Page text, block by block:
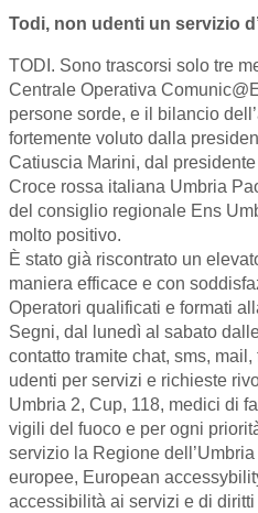
Todi, non udenti un servizio
TODI. Sono trascorsi solo tre
Centrale Operativa
persone sorde, e il bilancio
fortemente voluto dalla
Catiuscia Marini, dal
Croce rossa italiana Umbria
del consiglio regionale Ens
molto positivo.
È stato già riscontrato un
maniera efficace e con
Operatori qualificati e formati
Segni, dal lunedì al sabato
contatto tramite chat, sms,
udenti per servizi e richieste
Umbria 2, Cup, 118, medici di
vigili del fuoco e per ogni
servizio la Regione
europee, European
accessibilità ai servizi e di